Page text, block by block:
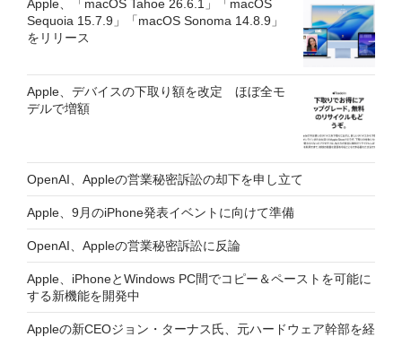
Apple、「macOS Tahoe 26.6.1」「macOS
Sequoia 15.7.9」「macOS Sonoma 14.8.9」
をリリース
Apple、デバイスの下取り額を改定 ほぼ全モ
デルで増額
OpenAI、Appleの営業秘密訴訟の却下を申し立て
Apple、9月のiPhone発表イベントに向けて準備
OpenAI、Appleの営業秘密訴訟に反論
Apple、iPhoneとWindows PC間でコピー＆ペーストを可能に
する新機能を開発中
Appleの新CEOジョン・ターナス氏、元ハードウェア幹部を経